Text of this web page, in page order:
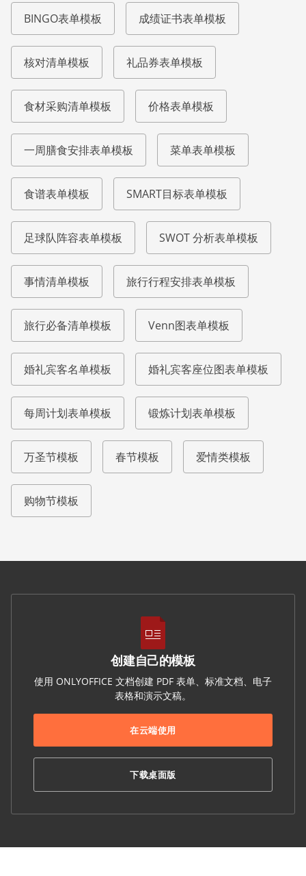
BINGO表单模板 成绩证书表单模板
核对清单模板 礼品券表单模板
食材采购清单模板 价格表单模板
一周膳食安排表单模板 菜单表单模板
食谱表单模板 SMART目标表单模板
足球队阵容表单模板 SWOT 分析表单模板
事情清单模板 旅行行程安排表单模板
旅行必备清单模板 Venn图表单模板
婚礼宾客名单模板 婚礼宾客座位图表单模板
每周计划表单模板 锻炼计划表单模板
万圣节模板 春节模板 爱情类模板
购物节模板
创建自己的模板
使用 ONLYOFFICE 文档创建 PDF 表单、标准文档、电子
表格和演示文稿。
在云端使用
下载桌面版